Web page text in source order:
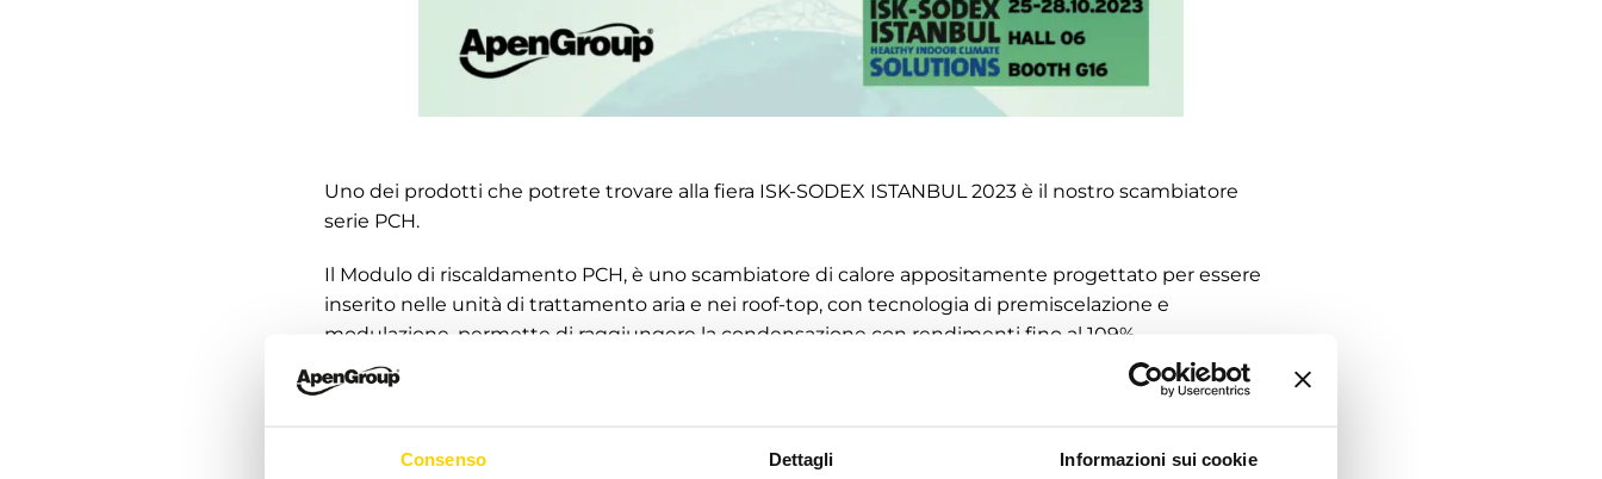
Consenso Dettagli Informazioni sui cookie
Uno dei prodotti che potrete trovare alla fiera ISK-SODEX ISTANBUL 2023 è il nostro scambiatore
serie PCH.
Il Modulo di riscaldamento PCH, è uno scambiatore di calore appositamente progettato per essere
inserito nelle unità di trattamento aria e nei roof-top, con tecnologia di premiscelazione e
modulazione, permette di raggiungere la condensazione con rendimenti fino al 109%.